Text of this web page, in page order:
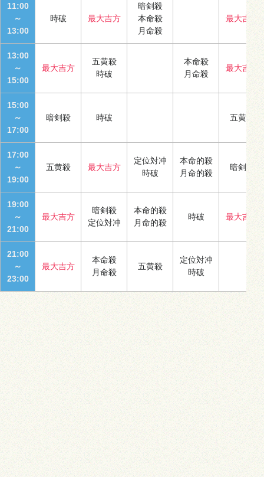
11:00
～
13:00
時破 最大吉方
暗剣殺
本命殺
月命殺
最大吉方
13:00
～
15:00
最大吉方
五黄殺
時破
本命殺
月命殺
最大吉方
15:00
～
17:00
暗剣殺 時破 五黄殺
17:00
～
19:00
五黄殺 最大吉方
定位対冲
時破
本命的殺
月命的殺
暗剣殺
19:00
～
21:00
最大吉方
暗剣殺
定位対冲
本命的殺
月命的殺
時破 最大吉方
21:00
～
23:00
最大吉方
本命殺
月命殺
五黄殺
定位対冲
時破